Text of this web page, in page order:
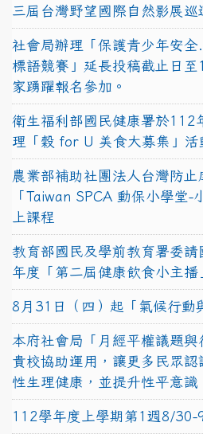
三屆台灣野望國際自然影展巡
社會局辦理「保護青少年安全
標語競賽」延長投稿截止日
家踴躍報名參加。
衛生福利部國民健康署於112
理「穀 for U 美食大募集」活
農業部補助社團法人台灣防
「Taiwan SPCA 動保小學堂-
上課程
教育部國民及學前教育署委
年度「第二屆健康飲食小主播
8月31日（四）起「氣候行動
本府社會局「月經平權議題
貴校協助運用，讓更多民眾
性生理健康，並提升性平意識
112學年度上學期第1週8/30-